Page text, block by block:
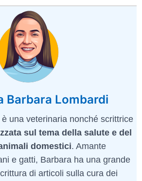
Barbara Lombardi
una veterinaria nonché scrittrice
sul tema della salute e del
domestici. Amante
e gatti, Barbara ha una grande
di articoli sulla cura dei